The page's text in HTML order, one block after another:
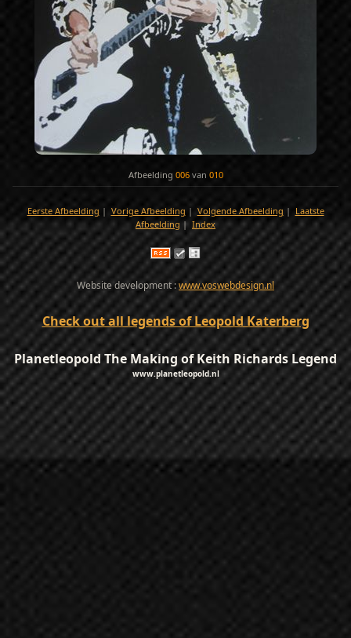
Afbeelding 006van 010
Eerste Afbeelding | Vorige Afbeelding | Volgende Afbeelding | Laatste
Afbeelding | Index
Website development :www.voswebdesign.nl
Check out all legends of Leopold Katerberg
Planetleopold The Making of Keith Richards Legend
www.planetleopold.nl